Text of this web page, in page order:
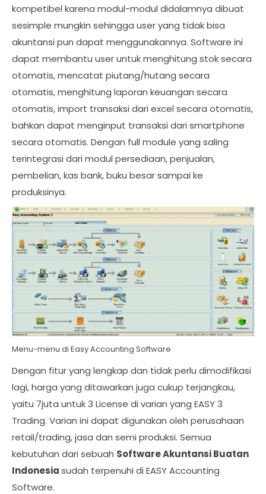
kompetibel karena modul-modul didalamnya dibuat
sesimple mungkin sehingga user yang tidak bisa
akuntansi pun dapat menggunakannya. Software ini
dapat membantu user untuk menghitung stok secara
otomatis, mencatat piutang/hutang secara
otomatis, menghitung laporan keuangan secara
otomatis, import transaksi dari excel secara otomatis,
bahkan dapat menginput transaksi dari smartphone
secara otomatis. Dengan full module yang saling
terintegrasi dari modul persediaan, penjualan,
pembelian, kas bank, buku besar sampai ke
produksinya.
Menu-menu di Easy Accounting Software
Dengan fitur yang lengkap dan tidak perlu dimodifikasi
lagi, harga yang ditawarkan juga cukup terjangkau,
yaitu 7juta untuk 3 License di varian yang EASY 3
Trading. Varian ini dapat digunakan oleh perusahaan
retail/trading, jasa dan semi produksi. Semua
kebutuhan dari sebuah Software Akuntansi Buatan
Indonesiasudah terpenuhi di EASY Accounting
Software.